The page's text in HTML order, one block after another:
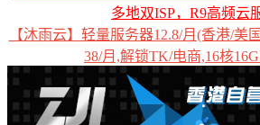
多地双ISP，R9高频云
【沐雨云】轻量服务器12.8/月(香港/美
38/月,解锁TK/电商,16核